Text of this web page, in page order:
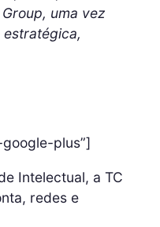
uma vez
plus”]
Intelectual, a TC
redes e